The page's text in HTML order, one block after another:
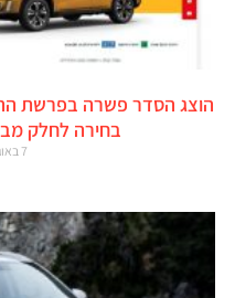
בחירה לחלק